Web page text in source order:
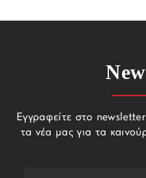
Εγγραφείτε στο
τα νέα μας για τα